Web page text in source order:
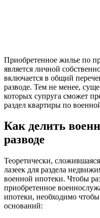
Приобретенное жилье по
является личной
включается в общий
разводе. Тем не менее,
которых супруга сможет
раздел квартиры по
Как делить
разводе
Теоретически,
лазеек для раздела
военной ипотеки. Чтобы
приобретенное
ипотеки, необходимо
оснований: